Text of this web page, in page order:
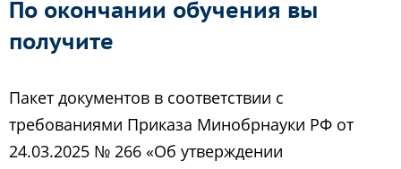
По окончании обучения вы
получите
Пакет документов в соответствии с
требованиями Приказа Минобрнауки РФ от
24.03.2025 № 266 «Об утверждении